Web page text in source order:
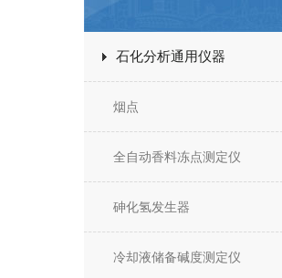
石化分析通用仪器
烟点
全自动香料冻点测定仪
砷化氢发生器
冷却液储备碱度测定仪